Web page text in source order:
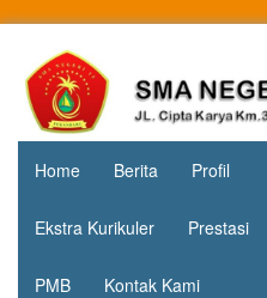
contentSMA
Negeri 15
Pekanbaru
Jl. Cipta
Karya
KM.3, Kec.
Tuah
Madani,
Home Berita Profil
Ekstra Kurikuler Prestasi
PMB Kontak Kami